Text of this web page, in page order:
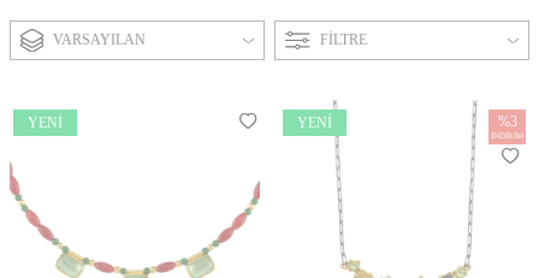
FILTRE
VARSAYILAN
YENI YENI %3
İNDIRIM